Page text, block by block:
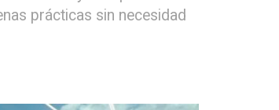
prácticas sin necesidad